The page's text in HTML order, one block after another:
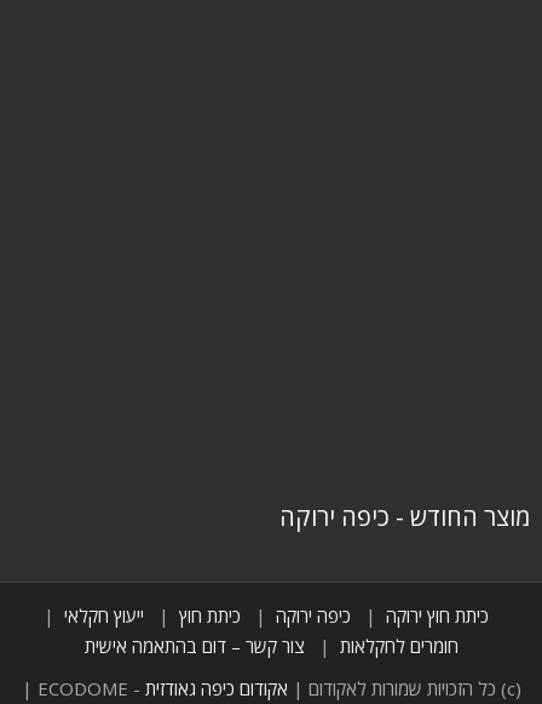
מוצר החודש - כיפה ירוקה
כיתת חוץ ירוקה כיפה ירוקה כיתת חוץ
ייעוץ חקלאי
חומרים לחקלאות
צור קשר – דום בהתאמה אישית
(c) כל הזכויות שמורות לאקודום |
אקודום כיפה גאודזית - ECODOME |